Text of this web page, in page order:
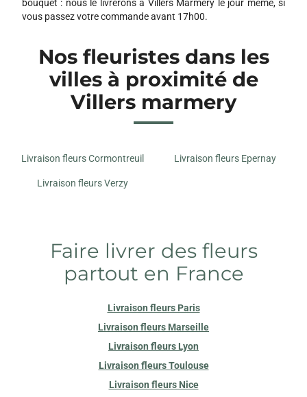
bouquet : nous le livrerons à Villers Marmery le jour même, si
vous passez votre commande avant 17h00.
Nos fleuristes dans les
villes à proximité de
Villers marmery
Livraison fleurs Cormontreuil Livraison fleurs Epernay
Livraison fleurs Verzy
Faire livrer des fleurs
partout en France
Livraison fleurs Paris
Livraison fleurs Marseille
Livraison fleurs Lyon
Livraison fleurs Toulouse
Livraison fleurs Nice